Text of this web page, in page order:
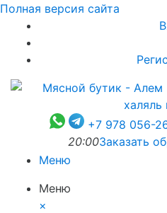
Полная версия сайта
+7 978 056-
20:00Заказать
Меню
Меню
×